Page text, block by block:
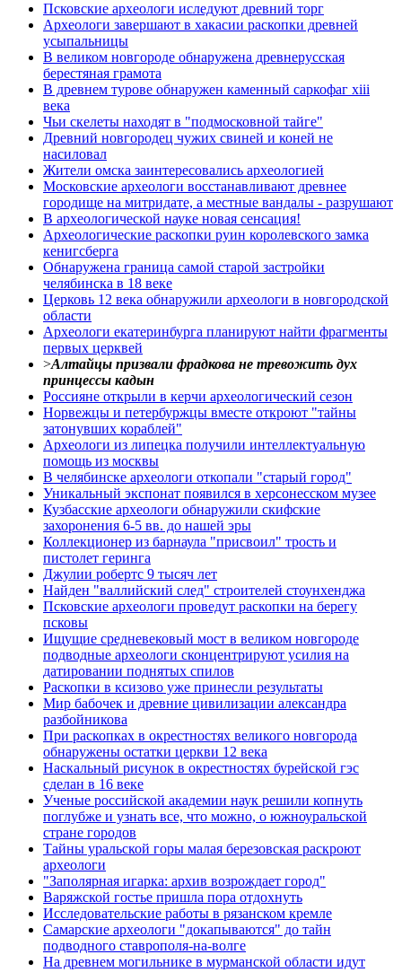
Псковские археологи иследуют древний торг
Археологи завершают в хакасии раскопки древней
усыпальницы
В великом новгороде обнаружена древнерусская
берестяная грамота
В древнем турове обнаружен каменный саркофаг xiii
века
Чьи скелеты находят в "подмосковной тайге"
Древний новгородец чужих свиней и коней не
насиловал
Жители омска заинтересовались археологией
Московские археологи восстанавливают древнее
городище на митридате, а местные вандалы - разрушают
В археологической науке новая сенсация!
Археологические раскопки руин королевского замка
кенигсберга
Обнаружена граница самой старой застройки
челябинска в 18 веке
Церковь 12 века обнаружили археологи в новгородской
области
Археологи екатеринбурга планируют найти фрагменты
первых церквей
>Алтайцы призвали фрадкова не тревожить дух
принцессы кадын
Россияне открыли в керчи археологический сезон
Норвежцы и петербуржцы вместе откроют "тайны
затонувших кораблей"
Археологи из липецка получили интеллектуальную
помощь из москвы
В челябинске археологи откопали "старый город"
Уникальный экспонат появился в херсонесском музее
Кузбасские археологи обнаружили скифские
захоронения 6-5 вв. до нашей эры
Коллекционер из барнаула "присвоил" трость и
пистолет геринга
Джулии робертс 9 тысяч лет
Найден "валлийский след" строителей стоунхенджа
Псковские археологи проведут раскопки на берегу
псковы
Ищущие средневековый мост в великом новгороде
подводные археологи сконцентрируют усилия на
датировании поднятых спилов
Раскопки в ксизово уже принесли результаты
Мир бабочек и древние цивилизации александра
разбойникова
При раскопках в окрестностях великого новгорода
обнаружены остатки церкви 12 века
Наскальный рисунок в окрестностях бурейской гэс
сделан в 16 веке
Ученые российской академии наук решили копнуть
поглубже и узнать все, что можно, о южноуральской
стране городов
Тайны уральской горы малая березовская раскроют
археологи
"Заполярная игарка: архив возрождает город"
Варяжской гостье пришла пора отдохнуть
Исследовательские работы в рязанском кремле
Самарские археологи "докапываются" до тайн
подводного ставрополя-на-волге
На древнем могильнике в мурманской области идут